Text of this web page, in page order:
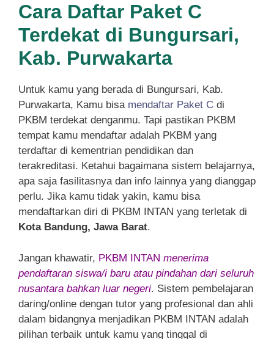
Cara Daftar Paket C
Terdekat di Bungursari,
Kab. Purwakarta
Untuk kamu yang berada di Bungursari, Kab.
Purwakarta, Kamu bisa mendaftar Paket C di
PKBM terdekat denganmu. Tapi pastikan PKBM
tempat kamu mendaftar adalah PKBM yang
terdaftar di kementrian pendidikan dan
terakreditasi. Ketahui bagaimana sistem belajarnya,
apa saja fasilitasnya dan info lainnya yang dianggap
perlu. Jika kamu tidak yakin, kamu bisa
mendaftarkan diri di PKBM INTAN yang terletak di
Kota Bandung, Jawa Barat.
Jangan khawatir, PKBM INTAN menerima
pendaftaran siswa/i baru atau pindahan dari seluruh
nusantara bahkan luar negeri. Sistem pembelajaran
daring/online dengan tutor yang profesional dan ahli
dalam bidangnya menjadikan PKBM INTAN adalah
pilihan terbaik untuk kamu yang tinggal di